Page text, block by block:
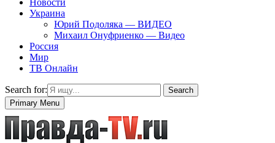
Новости
Украина
Юрий Подоляка — ВИДЕО
Михаил Онуфриенко — Видео
Россия
Мир
ТВ Онлайн
Search for:
Search
Primary Menu